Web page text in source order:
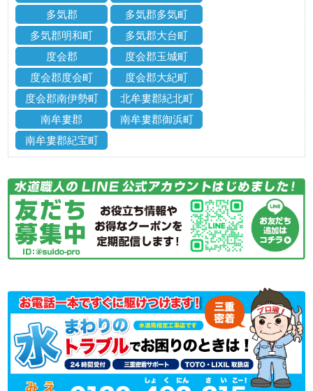
多気郡
多気郡多気町
多気郡明和町
多気郡大台町
度会郡
度会郡玉城町
度会郡度会町
度会郡大紀町
度会郡南伊勢町
北牟婁郡紀北町
南牟婁郡
南牟婁郡御浜町
南牟婁郡紀宝町